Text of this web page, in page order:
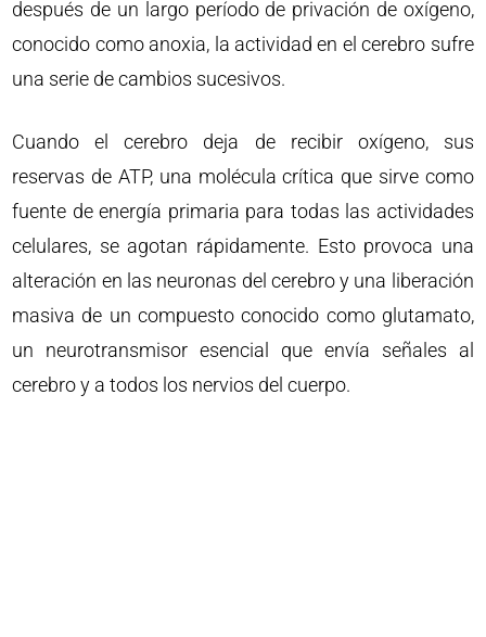
después de un largo período de privación de oxígeno,
conocido como anoxia, la actividad en el cerebro sufre
una serie de cambios sucesivos.
Cuando el cerebro deja de recibir oxígeno, sus
reservas de ATP, una molécula crítica que sirve como
fuente de energía primaria para todas las actividades
celulares, se agotan rápidamente. Esto provoca una
alteración en las neuronas del cerebro y una liberación
masiva de un compuesto conocido como glutamato,
un neurotransmisor esencial que envía señales al
cerebro y a todos los nervios del cuerpo.